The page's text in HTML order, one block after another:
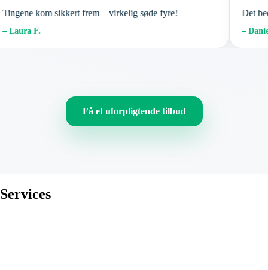
kom sikkert frem – virkelig søde fyre!
F.
Det
– Daniel
Få et uforpligtende tilbud
Services